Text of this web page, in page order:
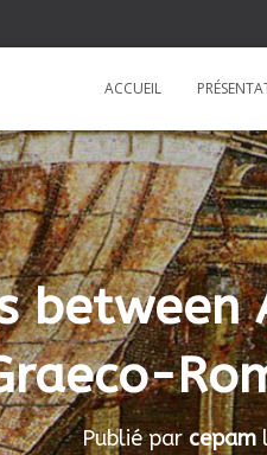
ACCUEIL
between
Publié par cepam